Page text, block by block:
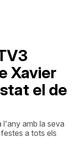
Xavier
el de
amb la seva
a tots els